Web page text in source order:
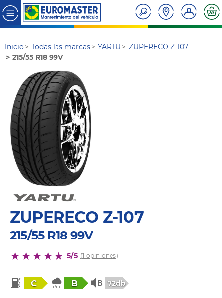
Inicio Todas las marcas YARTU
ZUPERECO Z-107
215/55 R18 99V
ZUPERECO Z-107
215/55 R18 99V
5/5 (1 opiniones)
C B 72db